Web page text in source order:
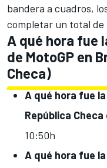
bandera a cuadros,
completar un total de
A qué hora fue
de MotoGP en
Checa)
A qué hora fue
República
10:50h
A qué hora fue